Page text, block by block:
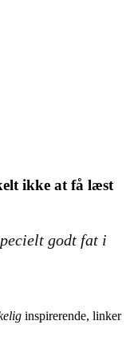
ikke at få læst
godt fat i
inspirerende, linker